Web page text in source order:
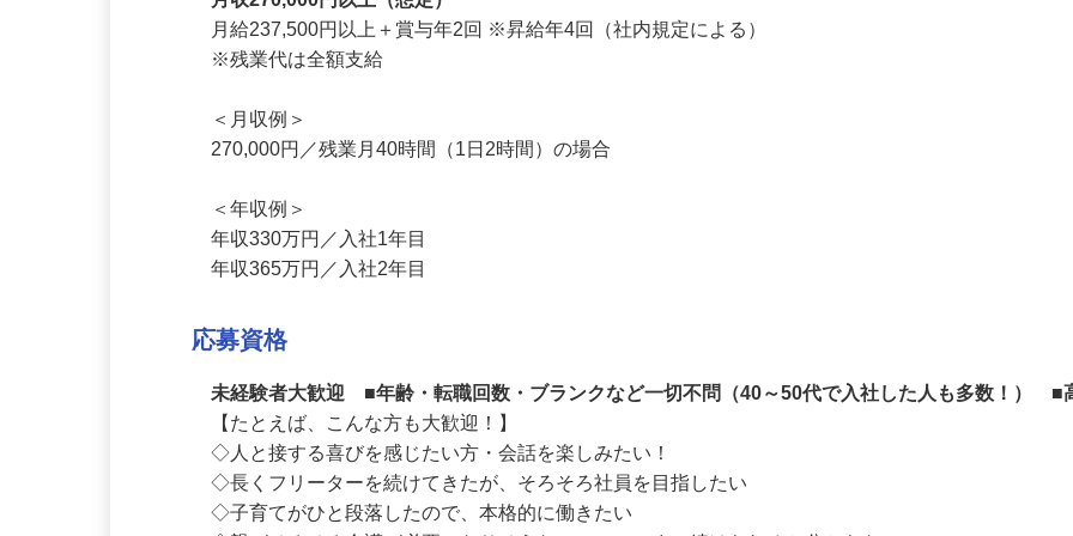
給与
月収270,000円以上（想定）
※残業代は全額支給
270,000円／残業月40時間（1日2時間）の場合
＜年収例＞
年収365万円／入社2年目
応募資格
未経験者大歓迎 ■年齢・転職回数・ブランクなど一切不問（40～50代で入社した人も多数！）
【たとえば、こんな方も大歓迎！】
◇人と接する喜びを感じたい方・会話を楽しみたい！